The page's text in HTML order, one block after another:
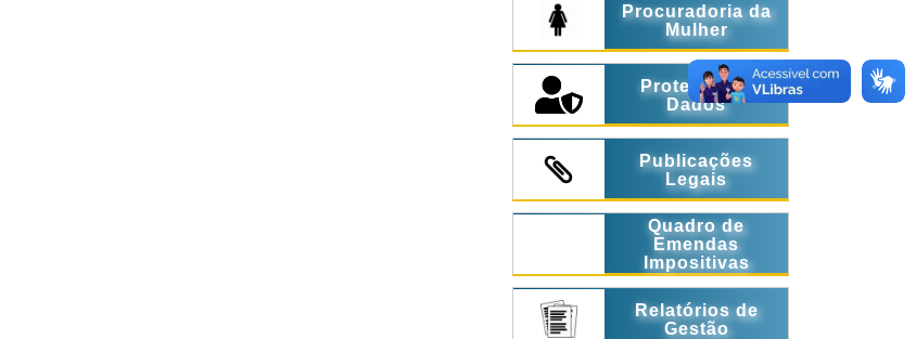
Procuradoria da
Mulher
Proteção de
Dados
Publicações
Legais
Quadro de
Emendas
Impositivas
Relatórios de
Gestão